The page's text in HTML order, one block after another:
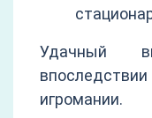
Удачный
игромании.